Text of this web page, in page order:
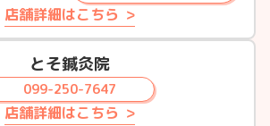
店舗詳細はこちら
とそ鍼灸院
099-250-7647
店舗詳細はこちら